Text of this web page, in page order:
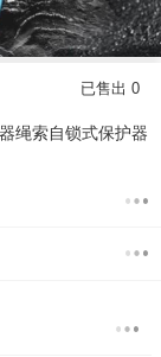
已售出 0
绳索自锁式保护器